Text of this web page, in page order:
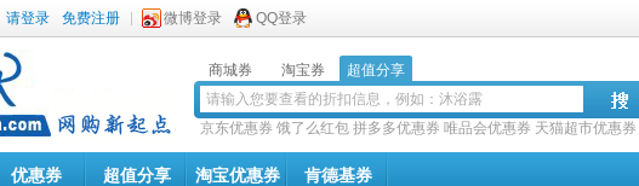
请登录 免费注册 微博登录 QQ登录
商城券 淘宝券 超值分享
京东优惠券 饿了么红包 拼多多优惠券 唯品会优惠券 天猫超市优惠券
优惠券 超值分享 淘宝优惠券 肯德基券